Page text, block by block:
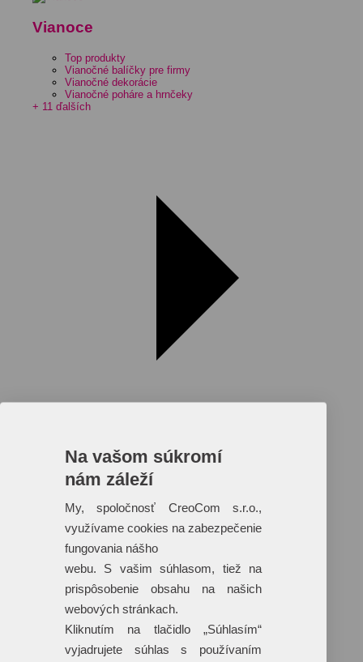
Vianoce
Top produkty
Vianočné balíčky pre firmy
Vianočné dekorácie
Vianočné poháre a hrnčeky
+ 11 ďalších
Reklamné predmety s plnofarebnou
potlačou
Dáždniky
Tašky
Hračky
Klobúky
Na vašom súkromí
nám záleží
My, spoločnosť CreoCom s.r.o.,
využívame cookies na zabezpečenie
fungovania nášho
webu. S vašim súhlasom, tiež na
prispôsobenie obsahu na našich
webových stránkach.
Kliknutím na tlačidlo „Súhlasím“
vyjadrujete súhlas s používaním